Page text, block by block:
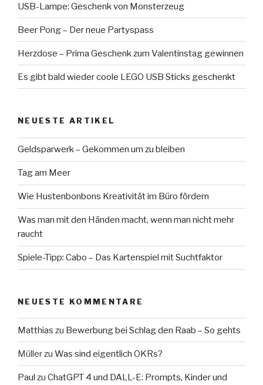
USB-Lampe: Geschenk von Monsterzeug
Beer Pong – Der neue Partyspass
Herzdose – Prima Geschenk zum Valentinstag gewinnen
Es gibt bald wieder coole LEGO USB Sticks geschenkt
NEUESTE ARTIKEL
Geldsparwerk – Gekommen um zu bleiben
Tag am Meer
Wie Hustenbonbons Kreativität im Büro fördern
Was man mit den Händen macht, wenn man nicht mehr
raucht
Spiele-Tipp: Cabo – Das Kartenspiel mit Suchtfaktor
NEUESTE KOMMENTARE
Matthias zu Bewerbung bei Schlag den Raab – So gehts
Müllerzu Was sind eigentlich OKRs?
Paul zu ChatGPT 4 und DALL-E: Prompts, Kinder und